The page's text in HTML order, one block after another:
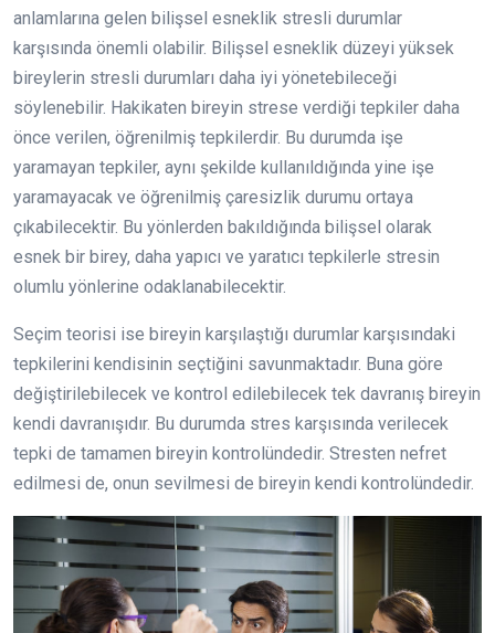
anlamlarına gelen bilişsel esneklik stresli durumlar
karşısında önemli olabilir. Bilişsel esneklik düzeyi yüksek
bireylerin stresli durumları daha iyi yönetebileceği
söylenebilir. Hakikaten bireyin strese verdiği tepkiler daha
önce verilen, öğrenilmiş tepkilerdir. Bu durumda işe
yaramayan tepkiler, aynı şekilde kullanıldığında yine işe
yaramayacak ve öğrenilmiş çaresizlik durumu ortaya
çıkabilecektir. Bu yönlerden bakıldığında bilişsel olarak
esnek bir birey, daha yapıcı ve yaratıcı tepkilerle stresin
olumlu yönlerine odaklanabilecektir.
Seçim teorisi ise bireyin karşılaştığı durumlar karşısındaki
tepkilerini kendisinin seçtiğini savunmaktadır. Buna göre
değiştirilebilecek ve kontrol edilebilecek tek davranış bireyin
kendi davranışıdır. Bu durumda stres karşısında verilecek
tepki de tamamen bireyin kontrolündedir. Stresten nefret
edilmesi de, onun sevilmesi de bireyin kendi kontrolündedir.